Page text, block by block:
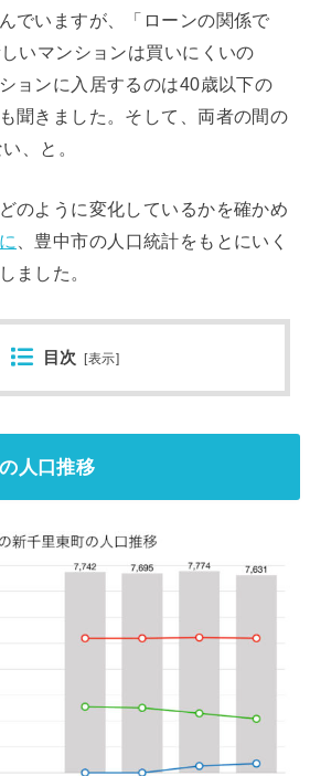
でいますが、「ローンの関係で
いマンションは買いにくいの
ョンに入居するのは40歳以下の
聞きました。そして、両者の間の
、と。
のように変化しているかを確かめ
、豊中市の人口統計をもとにいく
ました。
目次 [表示]
人口推移